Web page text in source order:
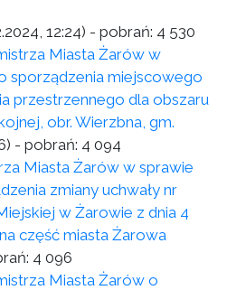
12:24) - pobrań: 4 530
Miasta Żarów w
sporządzenia miejscowego
przestrzennego dla obszaru
obr. Wierzbna, gm.
- pobrań: 4 094
Miasta Żarów w sprawie
zmiany uchwały nr
w Żarowie z dnia 4
część miasta Żarowa
4 096
Miasta Żarów o